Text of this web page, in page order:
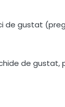
de gustat
de gustat,